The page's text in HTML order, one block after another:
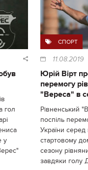
гол
у
СПОРТ
11.08.2019
Юрій Вірт
перемогу
"Вереса" в
Рівненський
поспіль
України серед
стартовому
сезону
завдяки голу